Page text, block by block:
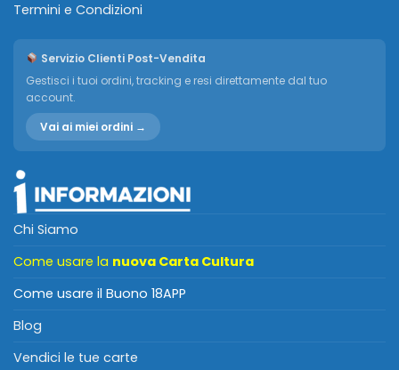
Termini e Condizioni
Servizio Clienti Post-Vendita
Gestisci i tuoi ordini, tracking e resi direttamente dal tuo
account.
Vai ai miei ordini →
Chi Siamo
Come usare la nuova Carta Cultura
Come usare il Buono 18APP
Blog
Vendici le tue carte